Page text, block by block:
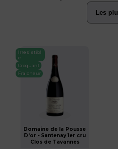
Irresistibl
e
Croquant
Fraicheur
Domaine de la Pousse
D'or - Santenay 1er cru
Clos de Tavannes